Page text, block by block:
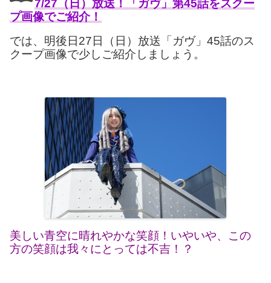
7/27（日）放送！「ガヴ」第45話をスクー
プ画像でご紹介！
では、明後日27日（日）放送「ガヴ」45話のス
クープ画像で少しご紹介しましょう。
美しい青空に晴れやかな笑顔！いやいや、この
方の笑顔は我々にとっては不吉！？